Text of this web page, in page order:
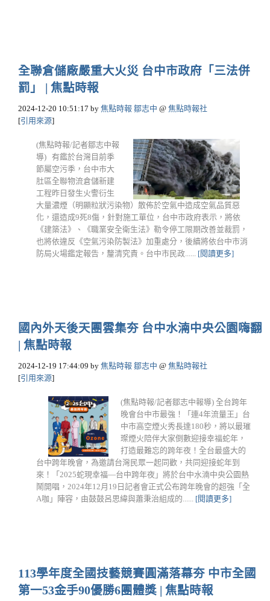
全聯倉儲廠嚴重大火災 台中市政府「三法併
罰」 | 焦點時報
2024-12-20 10:51:17 by 焦點時報 鄒志中 @ 焦點時報社
[引用來源]
(焦點時報/記者鄒志中報
導) 有鑑於台灣目前季
節屬空污季，台中市大
肚區全聯物流倉儲新建
工程昨日發生火警衍生
大量濃煙（明顯粒狀污染物）散佈於空氣中造成空氣品質惡
化，還造成9死8傷，針對施工單位，台中市政府表示，將依
《建築法》、《職業安全衛生法》勒令停工限期改善並裁罰，
也將依違反《空氣污染防製法》加重處分，後續將依台中市消
防局火場鑑定報告，釐清究責。台中市民政...... [閱讀更多]
國內外天後天團雲集夯 台中水湳中央公園嗨翻
| 焦點時報
2024-12-19 17:44:09 by 焦點時報 鄒志中 @ 焦點時報社
[引用來源]
(焦點時報/記者鄒志中報導) 全台跨年
晚會台中市最強！「連4年流量王」台
中市高空煙火秀長達180秒，將以最璀
璨煙火陪伴大家倒數迎接幸福蛇年，
打造最難忘的跨年夜！全台最盛大的
台中跨年晚會，為邀請台灣民眾一起同歡，共同迎接蛇年到
來！「2025蛇現幸福—台中跨年夜」將於台中水湳中央公園熱
鬧開唱，2024年12月19日記者會正式公布跨年晚會的超強「全
A咖」陣容，由鼓鼓呂思緯與蕭秉治組成的...... [閱讀更多]
113學年度全國技藝競賽圓滿落幕夯 中市全國
第一53金手90優勝6團體獎 | 焦點時報